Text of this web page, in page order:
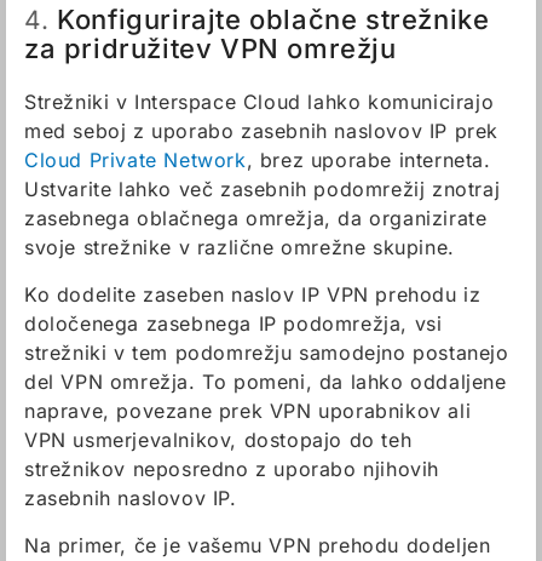
4. Konfigurirajte oblačne strežnike
za pridružitev VPN omrežju
Strežniki v Interspace Cloud lahko komunicirajo
med seboj z uporabo zasebnih naslovov IP prek
Cloud Private Network, brez uporabe interneta.
Ustvarite lahko več zasebnih podomrežij znotraj
zasebnega oblačnega omrežja, da organizirate
svoje strežnike v različne omrežne skupine.
Ko dodelite zaseben naslov IP VPN prehodu iz
določenega zasebnega IP podomrežja, vsi
strežniki v tem podomrežju samodejno postanejo
del VPN omrežja. To pomeni, da lahko oddaljene
naprave, povezane prek VPN uporabnikov ali
VPN usmerjevalnikov, dostopajo do teh
strežnikov neposredno z uporabo njihovih
zasebnih naslovov IP.
Na primer, če je vašemu VPN prehodu dodeljen